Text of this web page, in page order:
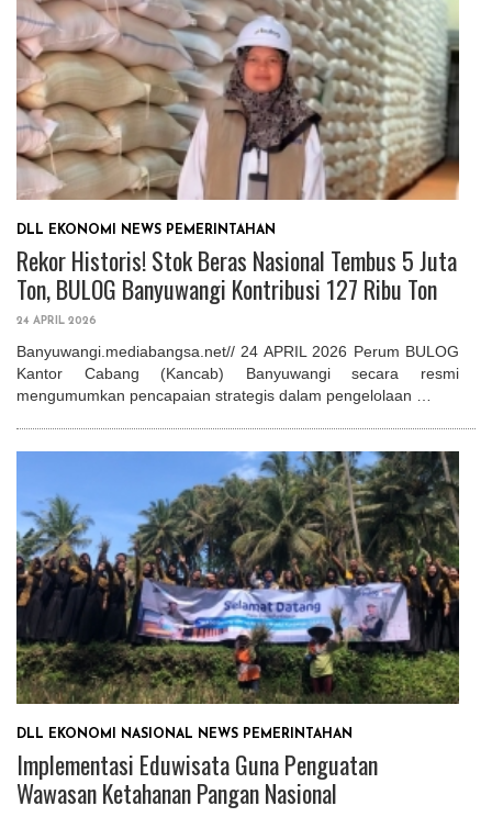
DLL EKONOMI NEWS PEMERINTAHAN
Rekor Historis! Stok Beras Nasional Tembus 5 Juta
Ton, BULOG Banyuwangi Kontribusi 127 Ribu Ton
24 APRIL 2026
Banyuwangi.mediabangsa.net// 24 APRIL 2026 Perum BULOG
Kantor Cabang (Kancab) Banyuwangi secara resmi
mengumumkan pencapaian strategis dalam pengelolaan …
DLL EKONOMI NASIONAL NEWS PEMERINTAHAN
Implementasi Eduwisata Guna Penguatan
Wawasan Ketahanan Pangan Nasional